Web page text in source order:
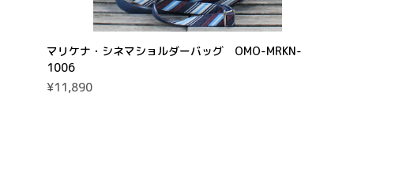
マリケナ・シネマショルダーバッグ OMO-MRKN-
1006
¥11,890